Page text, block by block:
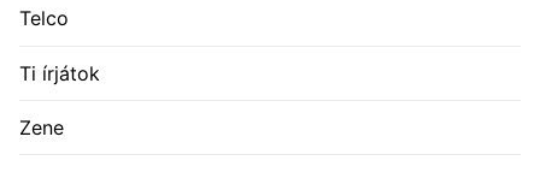
Telco
Ti írjátok
Zene